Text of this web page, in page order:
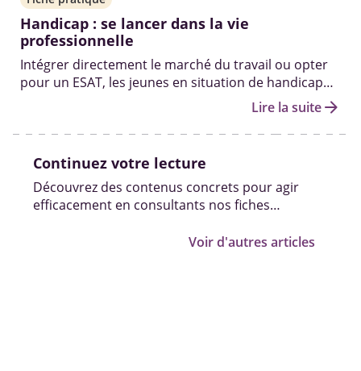
Handicap : se lancer dans la vie
professionnelle
Intégrer directement le marché du travail ou opter
pour un ESAT, les jeunes en situation de handicap
peuvent compter sur plusieurs dispositifs
d’accompagnement pour réussir leur insertion.
Lire la suitearrow_forward
Continuez votre lecture
Découvrez des contenus concrets pour agir
efficacement en consultants nos fiches
Voir d'autres articles